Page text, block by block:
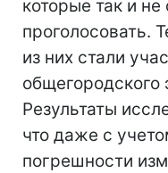
которые так и не
проголосовать.
из них стали
общегородского
Результаты
что даже с
погрешности